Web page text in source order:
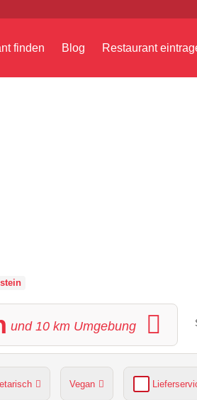
finden Blog Restaurant
und 10 km Umgebung
Vegan